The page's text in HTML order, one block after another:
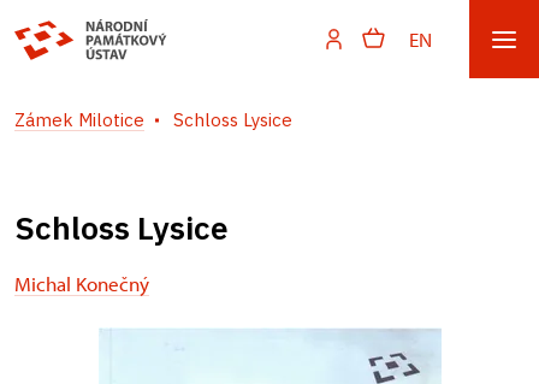
EN
Zámek Milotice Schloss Lysice
Schloss Lysice
Michal Konečný